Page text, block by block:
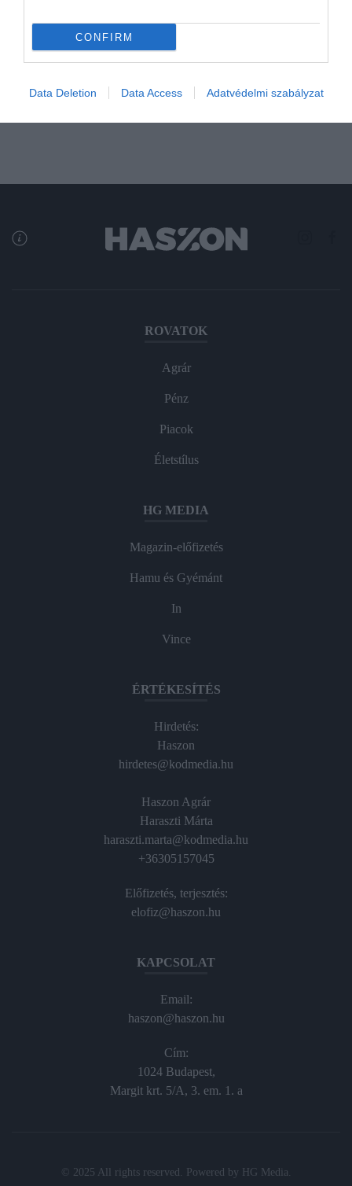
CONFIRM
Data Deletion Data Access Adatvédelmi szabályzat
Ráncfelvarrást kap a Skoda 2019-ben debütált, negyedik
generációs Octaviája. A csehek megújult középkategóriás
ROVATOK
Agrár
Pénz
Piacok
Életstílus
HG MEDIA
Magazin-előfizetés
Hamu és Gyémánt
In
Vince
ÉRTÉKESÍTÉS
Hirdetés:
Haszon
hirdetes@kodmedia.hu
Haszon Agrár
Haraszti Márta
haraszti.marta@kodmedia.hu
+36305157045
Előfizetés, terjesztés:
elofiz@haszon.hu
KAPCSOLAT
Email:
haszon@haszon.hu
Cím:
1024 Budapest,
Margit krt. 5/A, 3. em. 1. a
© 2025 All rights reserved. Powered by HG Media